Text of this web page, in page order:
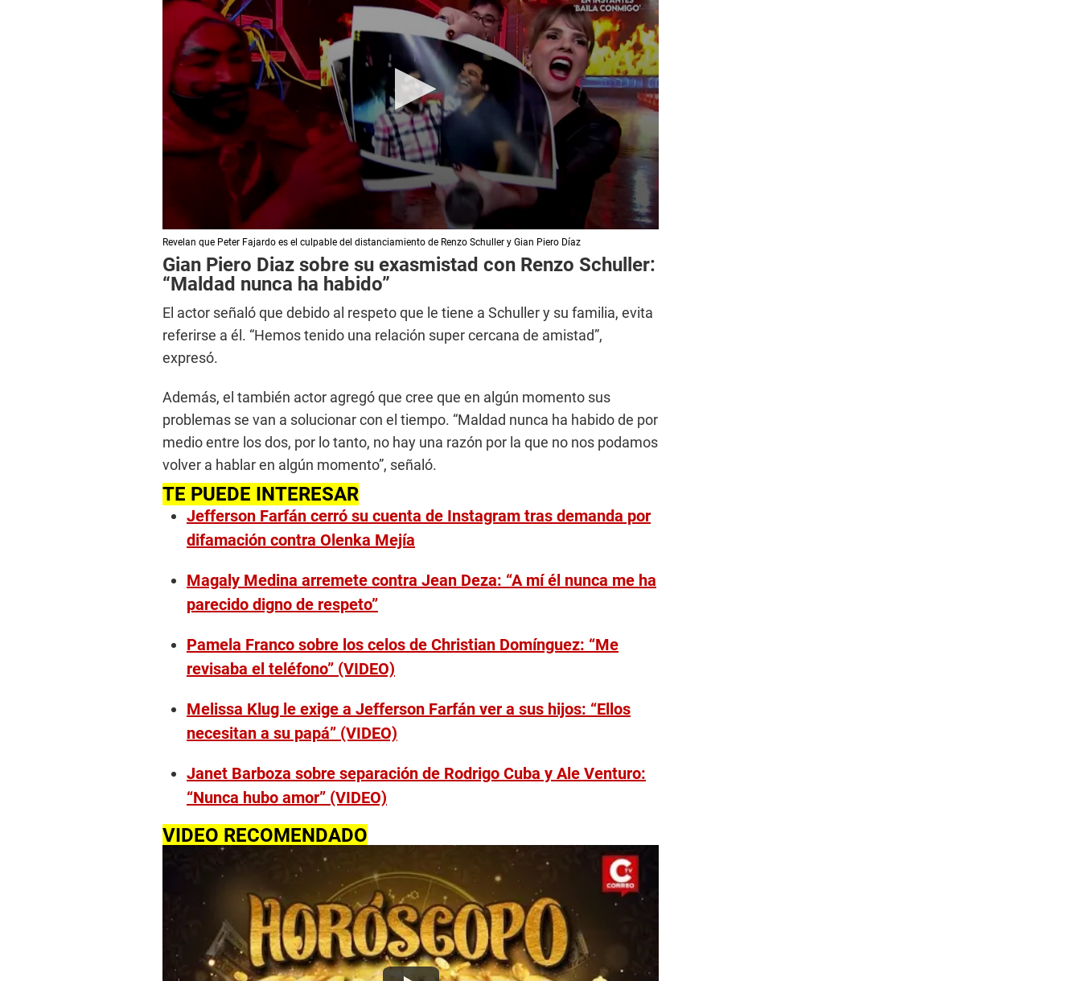
s
e
c
d
o
2
n
u
t
e
,
3
s
m
Revelan que Peter Fajardo es el culpable del distanciamiento de Renzo Schuller y Gian Piero Díaz
Gian Piero Diaz sobre su exasmistad con Renzo Schuller:
“Maldad nunca ha habido”
El actor señaló que debido al respeto que le tiene a Schuller y su familia, evita
referirse a él. “Hemos tenido una relación super cercana de amistad”,
expresó.
Además, el también actor agregó que cree que en algún momento sus
problemas se van a solucionar con el tiempo. “Maldad nunca ha habido de por
medio entre los dos, por lo tanto, no hay una razón por la que no nos podamos
volver a hablar en algún momento”, señaló.
TE PUEDE INTERESAR
Jefferson Farfán cerró su cuenta de Instagram tras demanda por
difamación contra Olenka Mejía
Magaly Medina arremete contra Jean Deza: “A mí él nunca me ha
parecido digno de respeto”
Pamela Franco sobre los celos de Christian Domínguez: “Me
revisaba el teléfono” (VIDEO)
Melissa Klug le exige a Jefferson Farfán ver a sus hijos: “Ellos
necesitan a su papá” (VIDEO)
Janet Barboza sobre separación de Rodrigo Cuba y Ale Venturo:
“Nunca hubo amor” (VIDEO)
VIDEO RECOMENDADO